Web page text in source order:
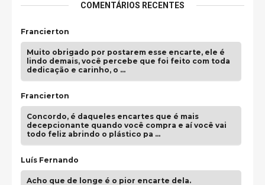
COMENTÁRIOS RECENTES
Francierton
Muito obrigado por postarem esse encarte, ele é
lindo demais, você percebe que foi feito com toda
dedicação e carinho, o …
Francierton
Concordo, é daqueles encartes que é mais
decepcionante quando você compra e aí você vai
todo feliz abrindo o plástico pa …
Luís Fernando
Acho que de longe é o pior encarte dela.